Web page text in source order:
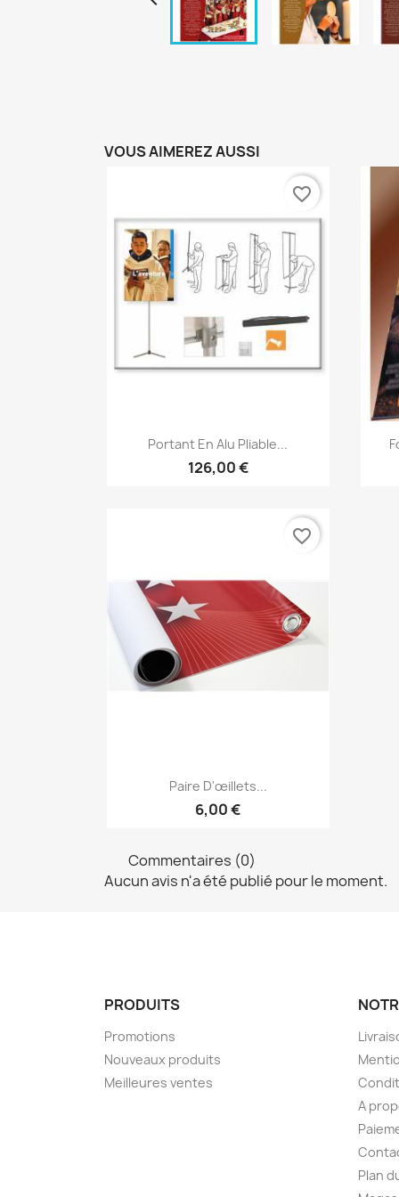
VOUS AIMEREZ AUSSI
Aperçu rapide
Portant En Alu Pliable...
126,00 €
favorite_border
Aperçu rapide
Paire D'œillets...
6,00 €
favorite_border
Commentaires (0)
Aucun avis n'a été publié pour le moment.
PRODUITS
Promotions
Nouveaux produits
Meilleures ventes
A
Plan